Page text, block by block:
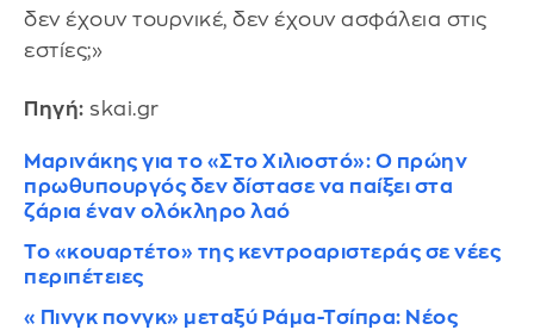
δεν έχουν τουρνικέ, δεν έχουν ασφάλεια στις
εστίες;»
Πηγή: skai.gr
Μαρινάκης για το «Στο Χιλιοστό»: Ο πρώην
πρωθυπουργός δεν δίστασε να παίξει στα
ζάρια έναν ολόκληρο λαό
Το «κουαρτέτο» της κεντροαριστεράς σε νέες
περιπέτειες
«Πινγκ πονγκ» μεταξύ Ράμα-Τσίπρα: Νέος